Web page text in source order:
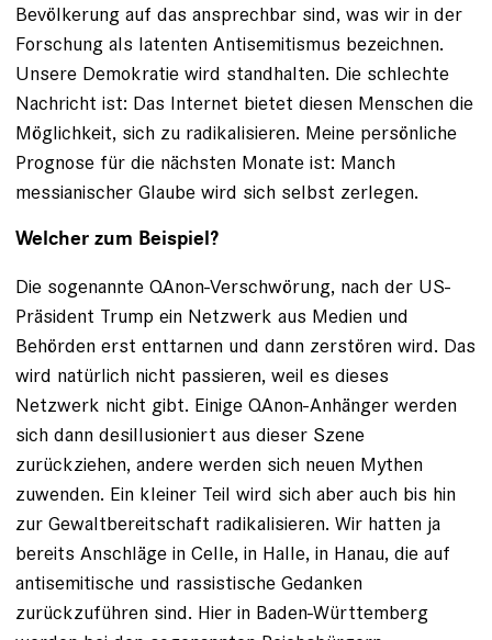
Bevölkerung auf das ansprechbar sind, was wir in der
Forschung als latenten Antisemitismus bezeichnen.
Unsere Demokratie wird standhalten. Die schlechte
Nachricht ist: Das Internet bietet diesen Menschen die
Möglichkeit, sich zu radikalisieren. Meine persönliche
Prognose für die nächsten Monate ist: Manch
messianischer Glaube wird sich selbst zerlegen.
Welcher zum Beispiel?
Die sogenannte QAnon-Verschwörung, nach der US-
Präsident Trump ein Netzwerk aus Medien und
Behörden erst enttarnen und dann zerstören wird. Das
wird natürlich nicht passieren, weil es dieses
Netzwerk nicht gibt. Einige QAnon-Anhänger werden
sich dann desillusioniert aus dieser Szene
zurückziehen, andere werden sich neuen Mythen
zuwenden. Ein kleiner Teil wird sich aber auch bis hin
zur Gewaltbereitschaft radikalisieren. Wir hatten ja
bereits Anschläge in Celle, in Halle, in Hanau, die auf
antisemitische und rassistische Gedanken
zurückzuführen sind. Hier in Baden-Württemberg